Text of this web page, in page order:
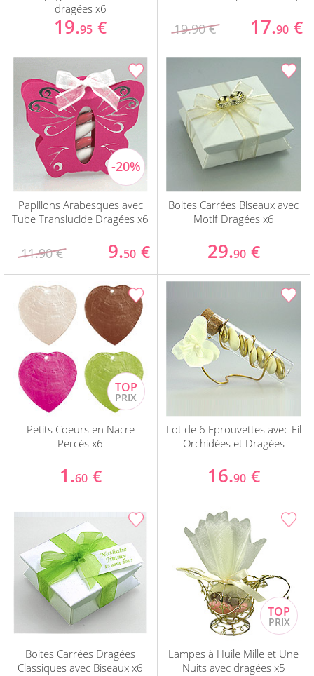
dragées x6
19.95 € 19.90 € 17.90 €
Papillons Arabesques avec
Tube Translucide Dragées x6
11.90 € 9.50 €
Boites Carrées Biseaux avec
Motif Dragées x6
29.90 €
Petits Coeurs en Nacre
Percés x6
1.60 €
Lot de 6 Eprouvettes avec Fil
Orchidées et Dragées
16.90 €
Boites Carrées Dragées
Classiques avec Biseaux x6
Lampes à Huile Mille et Une
Nuits avec dragées x5